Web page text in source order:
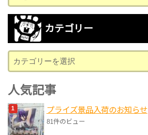
ー
カ
ブ
カテゴリー
テ
ゴ
リ
ー
人気記事
プライズ景品入荷のお知らせ
81件のビュー